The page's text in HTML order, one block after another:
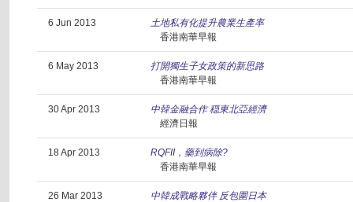
6 Jun 2013
土地私有化提升農業生產率
香港南華早報
6 May 2013
打開獨生子女政策的新思路
香港南華早報
30 Apr 2013
中韓金融合作 穏東北亞經濟
經濟日報
18 Apr 2013
RQFII，藥到病除?
香港南華早報
26 Mar 2013
中韓成戰略夥伴 反包圍日本